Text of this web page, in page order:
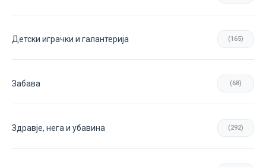
Детски играчки и галантерија (165)
Забава (68)
Здравје, нега и убавина (292)